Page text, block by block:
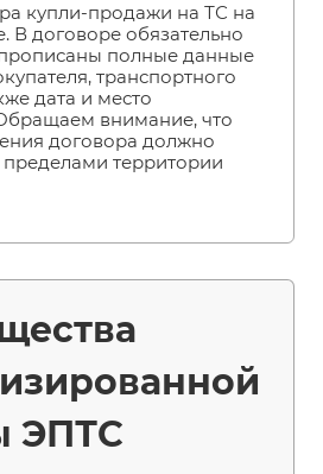
купли-продажи на ТС на
В договоре обязательно
полные данные
транспортного
дата и место
внимание, что
договора должно
пределами территории
ЭПТС